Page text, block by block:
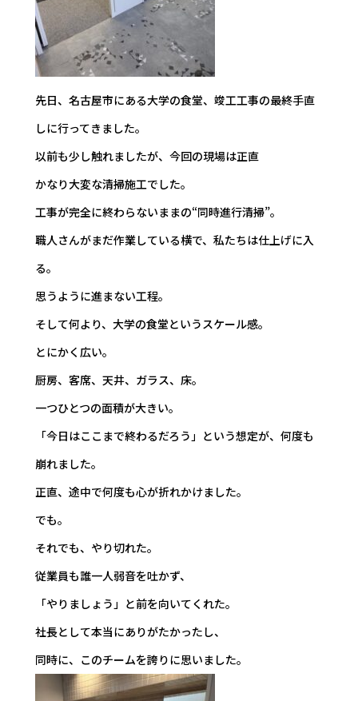
先日、名古屋市にある大学の食堂、竣工工事の最終手直
しに行ってきました。
以前も少し触れましたが、今回の現場は正直――
かなり大変な清掃施工でした。
工事が完全に終わらないままの“同時進行清掃”。
職人さんがまだ作業している横で、私たちは仕上げに入
る。
思うように進まない工程。
そして何より、大学の食堂というスケール感。
とにかく広い。
厨房、客席、天井、ガラス、床。
一つひとつの面積が大きい。
「今日はここまで終わるだろう」という想定が、何度も
崩れました。
正直、途中で何度も心が折れかけました。
でも。
それでも、やり切れた。
従業員も誰一人弱音を吐かず、
「やりましょう」と前を向いてくれた。
社長として本当にありがたかったし、
同時に、このチームを誇りに思いました。